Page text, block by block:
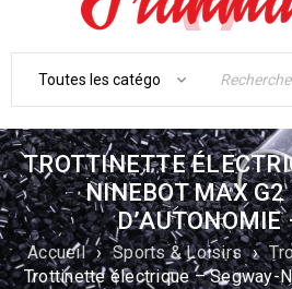
TROTTINETTE
NINEBOT MAX
Accueil › Sports & Loisirs ›
Trottinette électrique – Segway-